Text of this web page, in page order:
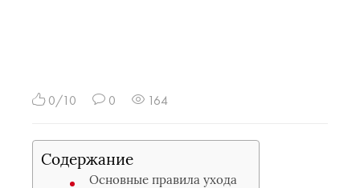
0/10 0 164
Содержание
Основные правила ухода